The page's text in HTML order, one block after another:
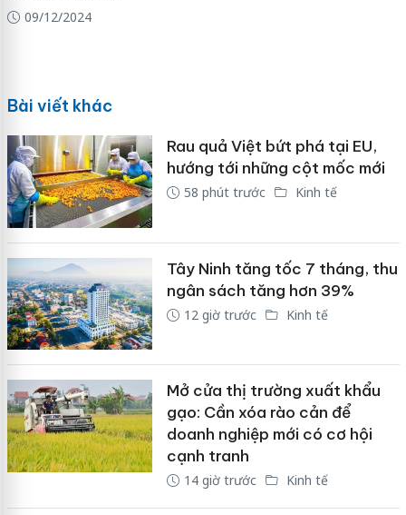
09/12/2024
Bài viết khác
Rau quả Việt bứt phá tại EU,
hướng tới những cột mốc mới
58 phút trước Kinh tế
Tây Ninh tăng tốc 7 tháng, thu
ngân sách tăng hơn 39%
12 giờ trước Kinh tế
Mở cửa thị trường xuất khẩu
gạo: Cần xóa rào cản để
doanh nghiệp mới có cơ hội
cạnh tranh
14 giờ trước Kinh tế